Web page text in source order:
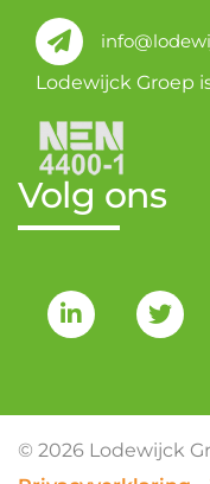
Lodewijck Groep
Volg ons
© 2026 Lodewijck